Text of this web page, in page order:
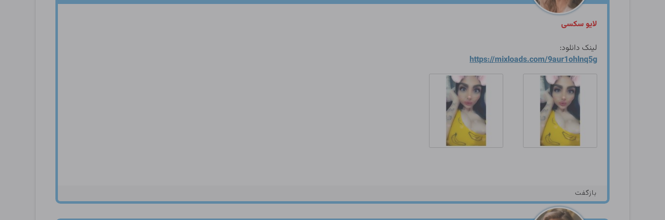
لایو سکسی
لینک دانلود:
https://mixloads.com/9aur1ohlnq5g
بازگفت